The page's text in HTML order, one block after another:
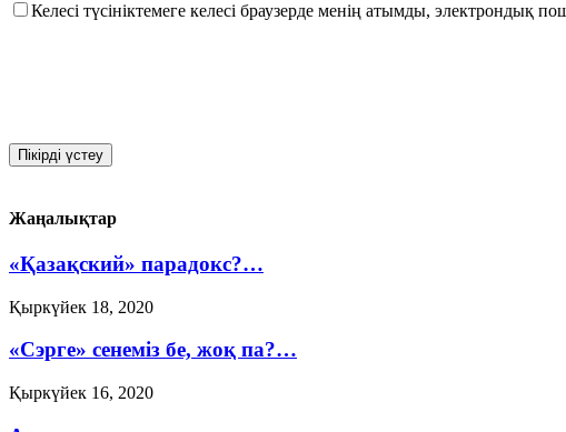
Келесі түсініктемеге келесі браузерде менің атымды, электрондық
Жаңалықтар
«Қазақский» парадокс?…
Қыркүйек 18, 2020
«Сэрге» сенеміз бе, жоқ па?…
Қыркүйек 16, 2020